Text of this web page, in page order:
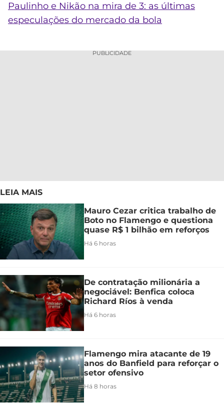
Paulinho e Nikão na mira de 3: as últimas
especulações do mercado da bola
PUBLICIDADE
LEIA MAIS
Mauro Cezar critica trabalho de
Boto no Flamengo e questiona
quase R$ 1 bilhão em reforços
Há 6 horas
De contratação milionária a
negociável: Benfica coloca
Richard Ríos à venda
Há 6 horas
Flamengo mira atacante de 19
anos do Banfield para reforçar o
setor ofensivo
Há 8 horas